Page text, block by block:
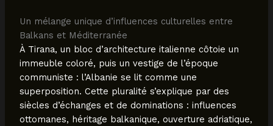
Un mélange unique d’influences culturelles entre
Balkans et Méditerranée
À Tirana, un bloc d’architecture italienne côtoie un
immeuble coloré, puis un vestige de l’époque
communiste : l’Albanie se lit comme une
superposition. Cette pluralité s’explique par des
siècles d’échanges et de dominations : influences
ottomanes, héritage balkanique, ouverture adriatique,